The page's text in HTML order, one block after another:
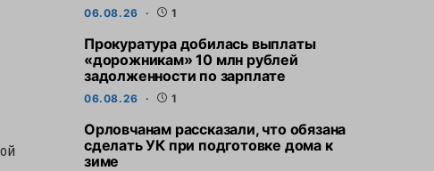
06.08.26 1
Прокуратура добилась выплаты
«дорожникам» 10 млн рублей
задолженности по зарплате
06.08.26 1
Орловчанам рассказали, что обязана
сделать УК при подготовке дома к
зиме